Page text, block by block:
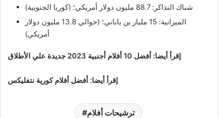
شباك التذاكر: 88.7 مليون دولار أمريكي؛ (كوريا الجنوبية)
الميزانية: 15 مليار ين ياباني؛ (حوالي 13.8 مليون دولار
أمريكي)
إقرأ أيضا: أفضل 10 أفلام أجنبية 2023 جديدة علي الأطلاق
إقرأ أيضا: أفضل أفلام كورية نتفليكس
ترشيحات أفلام